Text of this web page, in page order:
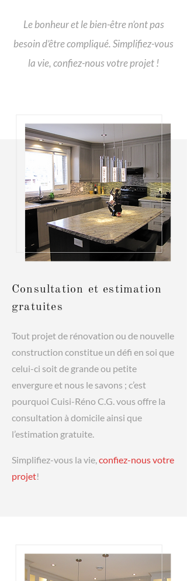
Le bonheur et le bien-être n’ont pas
besoin d’être compliqué. Simplifiez-vous
la vie, confiez-nous votre projet !
Consultation et estimation
gratuites
Tout projet de rénovation ou de nouvelle
construction constitue un défi en soi que
celui-ci soit de grande ou petite
envergure et nous le savons ; c’est
pourquoi Cuisi-Réno C.G. vous offre la
consultation à domicile ainsi que
l’estimation gratuite.
Simplifiez-vous la vie,confiez-nous votre
projet!